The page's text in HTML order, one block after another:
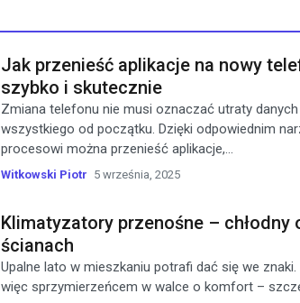
Jak przenieść aplikacje na nowy
szybko i skutecznie
Zmiana telefonu nie musi oznaczać utraty
wszystkiego od początku. Dzięki odpowiednim
procesowi można przenieść aplikacje,...
Witkowski Piotr 5 września, 2025
Klimatyzatory przenośne – chłodny
ścianach
Upalne lato w mieszkaniu potrafi dać się we
więc sprzymierzeńcem w walce o komfort –